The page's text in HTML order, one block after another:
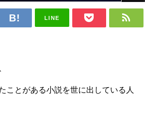
LINE
ことがある小説を世に出している人